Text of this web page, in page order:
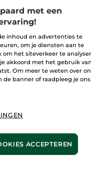
Niet
Algemene
LEES HIER DE
LEES
tegen hitte tot
met een
inhoud en advertenties te
om je diensten aan te
het siteverkeer te
akkoord met het gebruik van
Om meer te weten over
de banner of raadpleeg je ons
ACCEPTEREN